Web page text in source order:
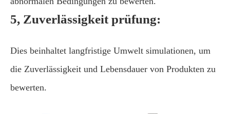
5, Zuverlässigkeit prüfung:
Dies beinhaltet langfristige Umwelt simulationen, um
die Zuverlässigkeit und Lebensdauer von Produkten zu
bewerten.